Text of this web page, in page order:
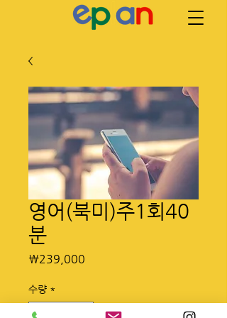
영어(북미)주1회40
분
₩239,000
수량 *